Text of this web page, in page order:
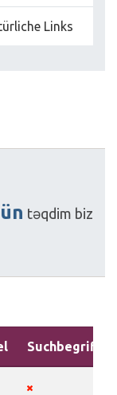
Links
təqdim biz
Suchbegriffe